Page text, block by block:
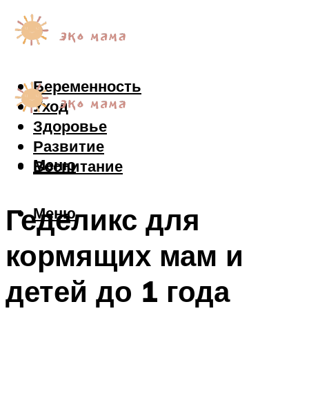
Беременность
Уход
Здоровье
Развитие
Воспитание
Меню
Меню
Геделикс для
кормящих мам и
детей до 1 года